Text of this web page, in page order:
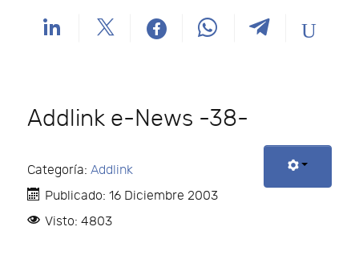
Addlink e-News -38-
Categoría: Addlink
Publicado: 16 Diciembre 2003
Visto: 4803